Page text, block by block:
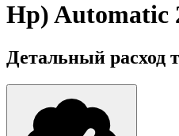
Hp) Automatic
Детальный расход